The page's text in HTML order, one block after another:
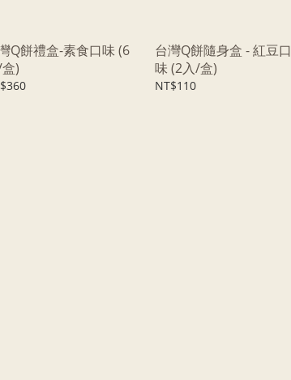
Q餅禮盒-素食口味 (6
)
台灣Q餅隨身盒 - 紅豆口
味 (2入/盒)
NT$110